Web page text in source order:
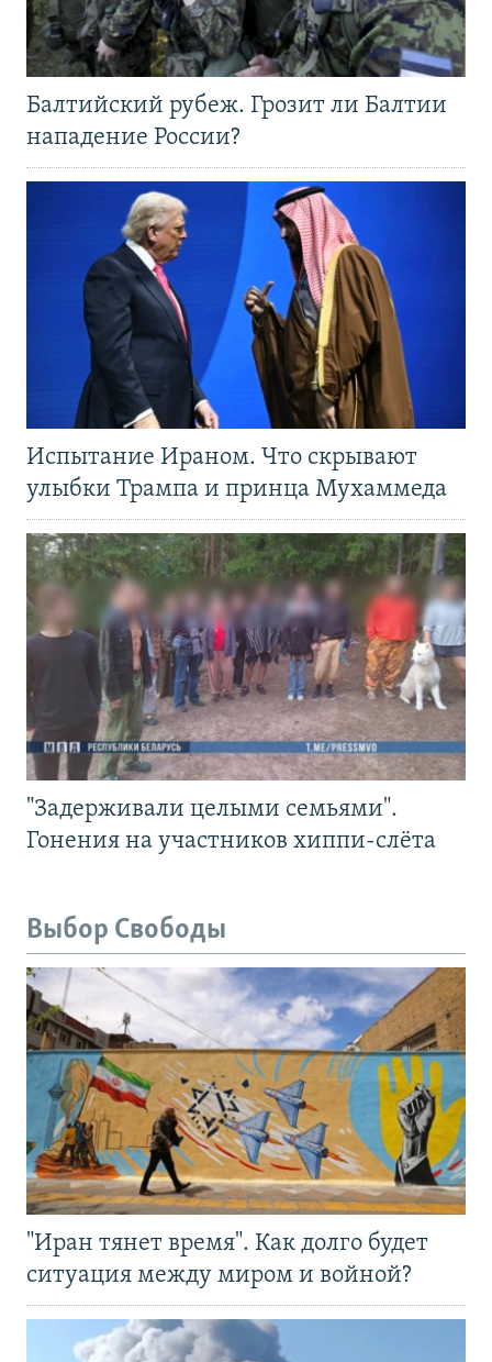
Балтийский рубеж. Грозит ли Балтии
нападение России?
Испытание Ираном. Что скрывают
улыбки Трампа и принца Мухаммеда
"Задерживали целыми семьями".
Гонения на участников хиппи-слёта
Выбор Свободы
"Иран тянет время". Как долго будет
ситуация между миром и войной?